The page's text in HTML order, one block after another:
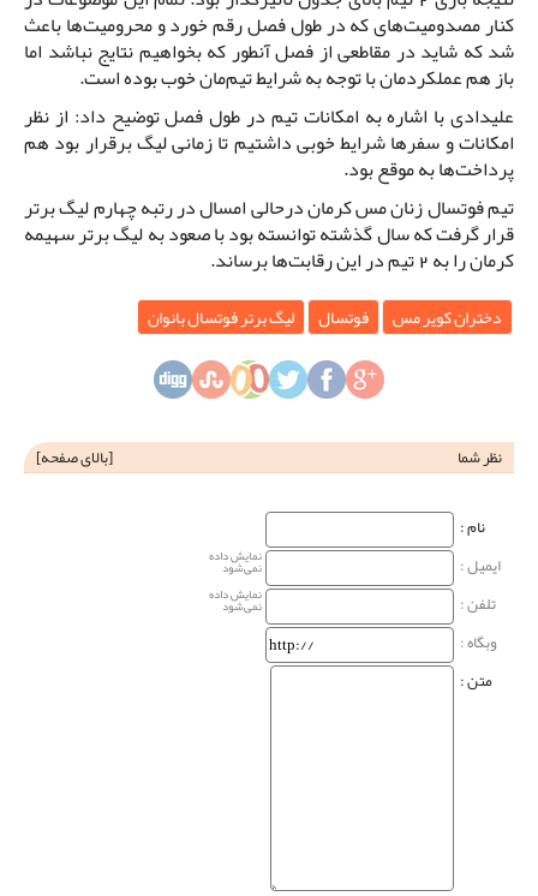
کنار مصدومیت‌‌های که در طول فصل رقم خورد و محرومیت‌ها باعث
شد که شاید در مقاطعی از فصل آنطور که بخواهیم نتایج نباشد اما
باز هم عملکردمان با توجه به شرایط تیم‌مان خوب بوده است.
علیدادی با اشاره به امکانات تیم در طول فصل توضیح داد: از نظر
امکانات و سفرها شرایط خوبی داشتیم تا زمانی لیگ برقرار بود هم
پرداخت‌ها به موقع بود.
تیم فوتسال زنان مس کرمان درحالی امسال در رتبه چهارم لیگ برتر
قرار گرفت که سال گذشته توانسته بود با صعود به لیگ برتر سهیمه
کرمان را به 2 تیم در این رقابت‌ها برساند.
دختران کویر مس فوتسال لیگ برتر فوتسال بانوان
نظر شما [بالای صفحه]
نام‌ :
ایمیل :
نمایش داده
نمی‌شود
تلفن : نمایش داده
نمی‌شود
وبگاه‌ :
متن :